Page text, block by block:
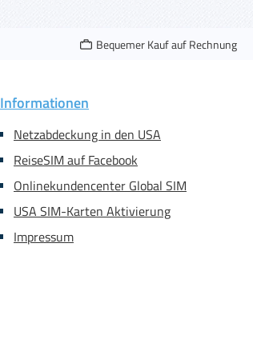
Bequemer Kauf auf Rechnung
Informationen
Netzabdeckung in den USA
ReiseSIM auf Facebook
Onlinekundencenter Global SIM
USA SIM-Karten Aktivierung
Impressum